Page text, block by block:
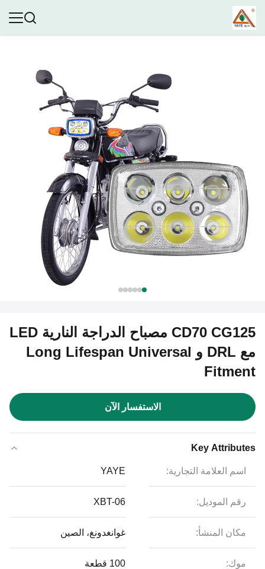
CD70 CG125 مصباح الدراجة النارية LED
مع DRL و Long Lifespan Universal
Fitment
الاستفسار الآن
Key Attributes
اسم العلامة التجارية: YAYE
رقم الموديل: XBT-06
مكان المنشأ: غوانغدونغ، الصين
موك: 100 قطعة